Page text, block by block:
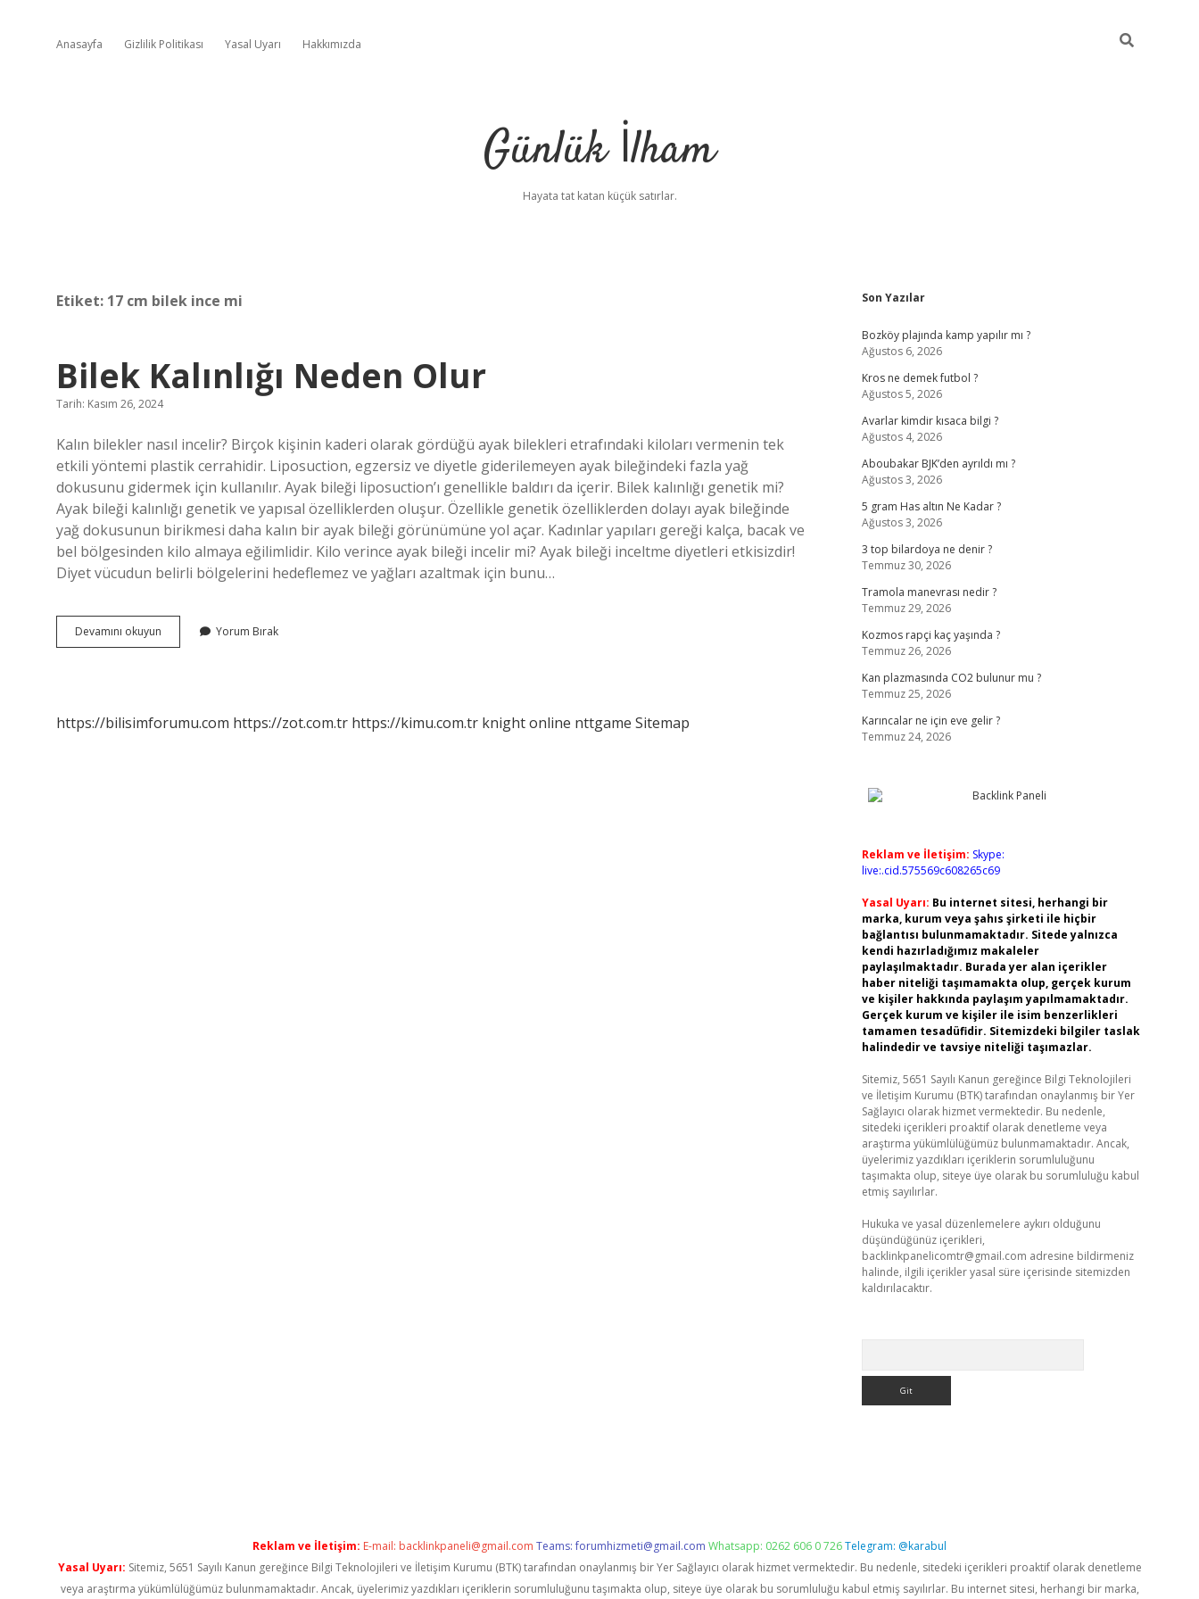
Anasayfa Gizlilik Politikası Yasal Uyarı Hakkımızda
Günlük İlham
Hayata tat katan küçük satırlar.
Etiket: 17 cm bilek ince mi
Bilek Kalınlığı Neden Olur
Tarih: Kasım 26, 2024
Kalın bilekler nasıl incelir? Birçok kişinin kaderi olarak gördüğü ayak bilekleri etrafındaki kiloları vermenin tek
etkili yöntemi plastik cerrahidir. Liposuction, egzersiz ve diyetle giderilemeyen ayak bileğindeki fazla yağ
dokusunu gidermek için kullanılır. Ayak bileği liposuction’ı genellikle baldırı da içerir. Bilek kalınlığı genetik mi?
Ayak bileği kalınlığı genetik ve yapısal özelliklerden oluşur. Özellikle genetik özelliklerden dolayı ayak bileğinde
yağ dokusunun birikmesi daha kalın bir ayak bileği görünümüne yol açar. Kadınlar yapıları gereği kalça, bacak ve
bel bölgesinden kilo almaya eğilimlidir. Kilo verince ayak bileği incelir mi? Ayak bileği inceltme diyetleri etkisizdir!
Diyet vücudun belirli bölgelerini hedeflemez ve yağları azaltmak için bunu…
Devamını okuyun
Kalınlığı
Yorum Bırak
https://bilisimforumu.com https://zot.com.tr https://kimu.com.tr knight online nttgame Sitemap
Sidebar
Son Yazılar
Bozköy plajında kamp yapılır mı ?
Ağustos 6, 2026
Kros ne demek futbol ?
Ağustos 5, 2026
Avarlar kimdir kısaca bilgi ?
Ağustos 4, 2026
Aboubakar BJK’den ayrıldı mı ?
Ağustos 3, 2026
5 gram Has altın Ne Kadar ?
Ağustos 3, 2026
3 top bilardoya ne denir ?
Temmuz 30, 2026
Tramola manevrası nedir ?
Temmuz 29, 2026
Kozmos rapçi kaç yaşında ?
Temmuz 26, 2026
Kan plazmasında CO2 bulunur mu ?
Temmuz 25, 2026
Karıncalar ne için eve gelir ?
Temmuz 24, 2026
Reklam ve İletişim: Skype:
live:.cid.575569c608265c69
Yasal Uyarı: Bu internet sitesi, herhangi bir
marka, kurum veya şahıs şirketi ile hiçbir
bağlantısı bulunmamaktadır. Sitede yalnızca
kendi hazırladığımız makaleler
paylaşılmaktadır. Burada yer alan içerikler
haber niteliği taşımamakta olup, gerçek kurum
ve kişiler hakkında paylaşım yapılmamaktadır.
Gerçek kurum ve kişiler ile isim benzerlikleri
tamamen tesadüfidir. Sitemizdeki bilgiler taslak
halindedir ve tavsiye niteliği taşımazlar.
Sitemiz, 5651 Sayılı Kanun gereğince Bilgi Teknolojileri
ve İletişim Kurumu (BTK) tarafından onaylanmış bir Yer
Sağlayıcı olarak hizmet vermektedir. Bu nedenle,
sitedeki içerikleri proaktif olarak denetleme veya
araştırma yükümlülüğümüz bulunmamaktadır. Ancak,
üyelerimiz yazdıkları içeriklerin sorumluluğunu
taşımakta olup, siteye üye olarak bu sorumluluğu kabul
etmiş sayılırlar.
Hukuka ve yasal düzenlemelere aykırı olduğunu
düşündüğünüz içerikleri,
backlinkpanelicomtr@gmail.com adresine bildirmeniz
halinde, ilgili içerikler yasal süre içerisinde sitemizden
kaldırılacaktır.
Reklam ve İletişim: E-mail: backlinkpaneli@gmail.com Teams:forumhizmeti@gmail.com Whatsapp: 0262 606 0 726Telegram: @karabul
Yasal Uyarı: Sitemiz, 5651 Sayılı Kanun gereğince Bilgi Teknolojileri ve İletişim Kurumu (BTK) tarafından onaylanmış bir Yer Sağlayıcı olarak hizmet vermektedir. Bu nedenle, sitedeki içerikleri proaktif olarak denetleme
veya araştırma yükümlülüğümüz bulunmamaktadır. Ancak, üyelerimiz yazdıkları içeriklerin sorumluluğunu taşımakta olup, siteye üye olarak bu sorumluluğu kabul etmiş sayılırlar. Bu internet sitesi, herhangi bir marka,